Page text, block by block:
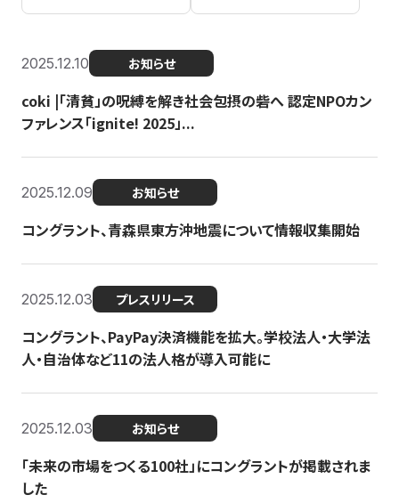
2025.12.10 お知らせ
coki |「清貧」の呪縛を解き社会包摂の砦へ 認定NPOカン
ファレンス「ignite! 2025」...
2025.12.09 お知らせ
コングラント、青森県東方沖地震について情報収集開始
2025.12.03 プレスリリース
コングラント、PayPay決済機能を拡大。学校法人・大学法
人・自治体など11の法人格が導入可能に
2025.12.03 お知らせ
「未来の市場をつくる100社」にコングラントが掲載されま
した